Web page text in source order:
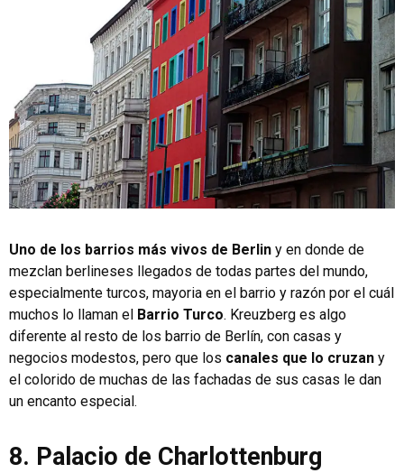
Uno de los barrios más vivos de Berlin y en donde de
mezclan berlineses llegados de todas partes del mundo,
especialmente turcos, mayoria en el barrio y razón por el cuál
muchos lo llaman el Barrio Turco. Kreuzberg es algo
diferente al resto de los barrio de Berlín, con casas y
negocios modestos, pero que los canales que lo cruzan y
el colorido de muchas de las fachadas de sus casas le dan
un encanto especial.
8. Palacio de Charlottenburg